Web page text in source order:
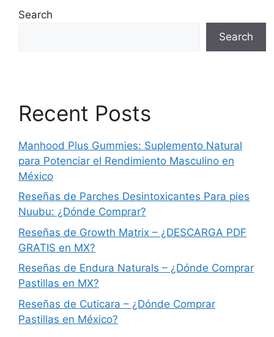
Search
Search
Recent Posts
Manhood Plus Gummies: Suplemento Natural
para Potenciar el Rendimiento Masculino en
México
Reseñas de Parches Desintoxicantes Para pies
Nuubu: ¿Dónde Comprar?
Reseñas de Growth Matrix – ¿DESCARGA PDF
GRATIS en MX?
Reseñas de Endura Naturals – ¿Dónde Comprar
Pastillas en MX?
Reseñas de Cuticara – ¿Dónde Comprar
Pastillas en México?